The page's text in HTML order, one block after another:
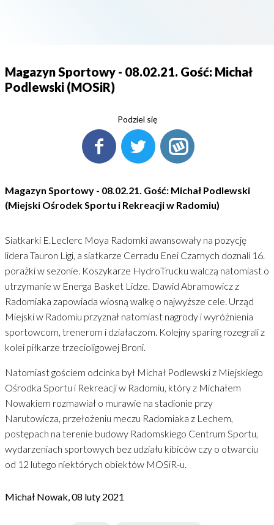
Magazyn Sportowy - 08.02.21. Gość: Michał
Podlewski (MOSiR)
Podziel się
Magazyn Sportowy - 08.02.21. Gość: Michał Podlewski
(Miejski Ośrodek Sportu i Rekreacji w Radomiu)
Siatkarki E.Leclerc Moya Radomki awansowały na pozycję
lidera Tauron Ligi, a siatkarze Cerradu Enei Czarnych doznali 16.
porażki w sezonie. Koszykarze HydroTrucku walczą natomiast o
utrzymanie w Energa Basket Lidze. Dawid Abramowicz z
Radomiaka zapowiada wiosną walkę o najwyższe cele. Urząd
Miejski w Radomiu przyznał natomiast nagrody i wyróżnienia
sportowcom, trenerom i działaczom. Kolejny sparing rozegrali z
kolei piłkarze trzecioligowej Broni.
Natomiast gościem odcinka był Michał Podlewski z Miejskiego
Ośrodka Sportu i Rekreacji w Radomiu, który z Michałem
Nowakiem rozmawiał o murawie na stadionie przy
Narutowicza, przełożeniu meczu Radomiaka z Lechem,
postępach na terenie budowy Radomskiego Centrum Sportu,
wydarzeniach sportowych bez udziału kibiców czy o otwarciu
od 12 lutego niektórych obiektów MOSiR-u.
Michał Nowak, 08 luty 2021